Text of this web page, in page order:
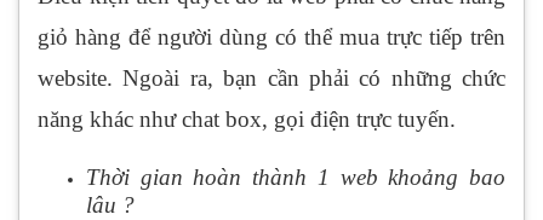
giỏ hàng để người dùng có thể mua trực tiếp trên
website. Ngoài ra, bạn cần phải có những chức
năng khác như chat box, gọi điện trực tuyến.
Thời gian hoàn thành 1 web khoảng bao
lâu ?